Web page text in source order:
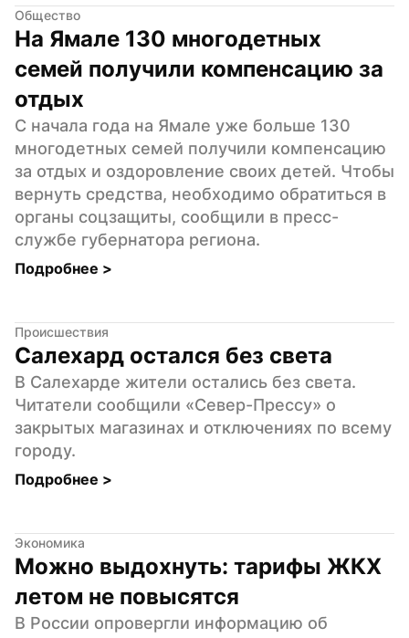
Общество
На Ямале 130 многодетных
семей получили компенсацию за
отдых
С начала года на Ямале уже больше 130
многодетных семей получили компенсацию
за отдых и оздоровление своих детей. Чтобы
вернуть средства, необходимо обратиться в
органы соцзащиты, сообщили в пресс-
службе губернатора региона.
Подробнее >
Происшествия
Салехард остался без света
В Салехарде жители остались без света.
Читатели сообщили «Север-Прессу» о
закрытых магазинах и отключениях по всему
городу.
Подробнее >
Экономика
Можно выдохнуть: тарифы ЖКХ
летом не повысятся
В России опровергли информацию об